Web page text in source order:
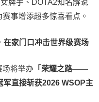
牌手、DOTA2知名解说
赛事增添超多惊喜看点。
在家门口冲击世界级赛场
场将举办 「荣耀之路——
军直接斩获2026 WSOP主